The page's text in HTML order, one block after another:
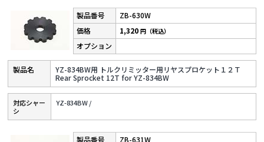
ZB-630W
YZ-834BW用 トルクリミッター用リヤスプロケット１２Ｔ
Rear Sprocket 12T for YZ-834BW
1,320円（税込）
対応シャー
シ
YZ-834BW /
ZB-631W